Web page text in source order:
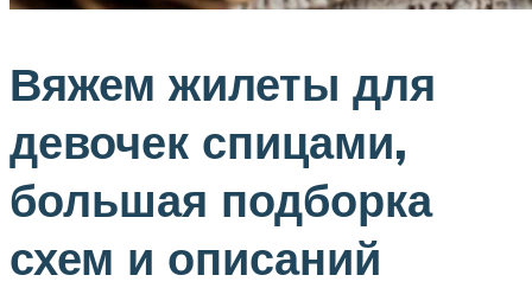
Вяжем жилеты для
девочек спицами,
большая подборка
схем и описаний